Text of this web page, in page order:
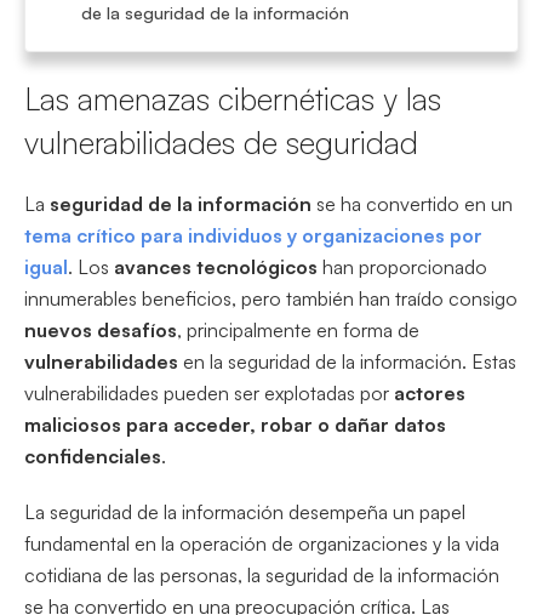
de la seguridad de la información
Las amenazas cibernéticas y las
vulnerabilidades de seguridad
La seguridad de la información se ha convertido en un
tema crítico para individuos y organizaciones por
igual. Los avances tecnológicos han proporcionado
innumerables beneficios, pero también han traído consigo
nuevos desafíos, principalmente en forma de
vulnerabilidades en la seguridad de la información. Estas
vulnerabilidades pueden ser explotadas por actores
maliciosos para acceder, robar o dañar datos
confidenciales.
La seguridad de la información desempeña un papel
fundamental en la operación de organizaciones y la vida
cotidiana de las personas, la seguridad de la información
se ha convertido en una preocupación crítica. Las